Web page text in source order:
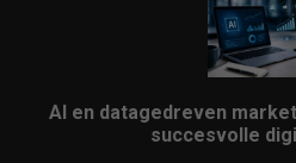
AI en datagedreven
succesvolle